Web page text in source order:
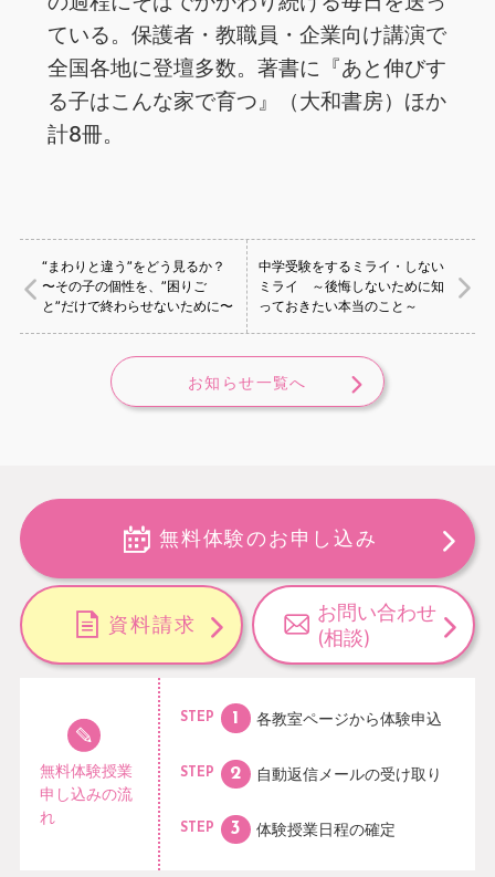
ている。保護者・教職員・企業向け講演で
全国各地に登壇多数。著書に『あと伸びす
る子はこんな家で育つ』（大和書房）ほか
計8冊。
“まわりと違う”をどう見るか？
〜その子の個性を、”困りご
と”だけで終わらせないために〜
中学受験をするミライ・しない
ミライ ～後悔しないために知
っておきたい本当のこと～
お知らせ一覧へ
無料体験のお申し込み
資料請求
お問い合わせ
(相談)
無料体験授業
申し込みの流
れ
STEP 各教室ページから体験申込
STEP 自動返信メールの受け取り
STEP 体験授業日程の確定